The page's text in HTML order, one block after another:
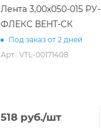
Лента 3,00х050-015 РУ-
ФЛЕКС ВЕНТ-СК
Под заказ от 2 дней
Арт.: VTL-00171408
518 руб./шт